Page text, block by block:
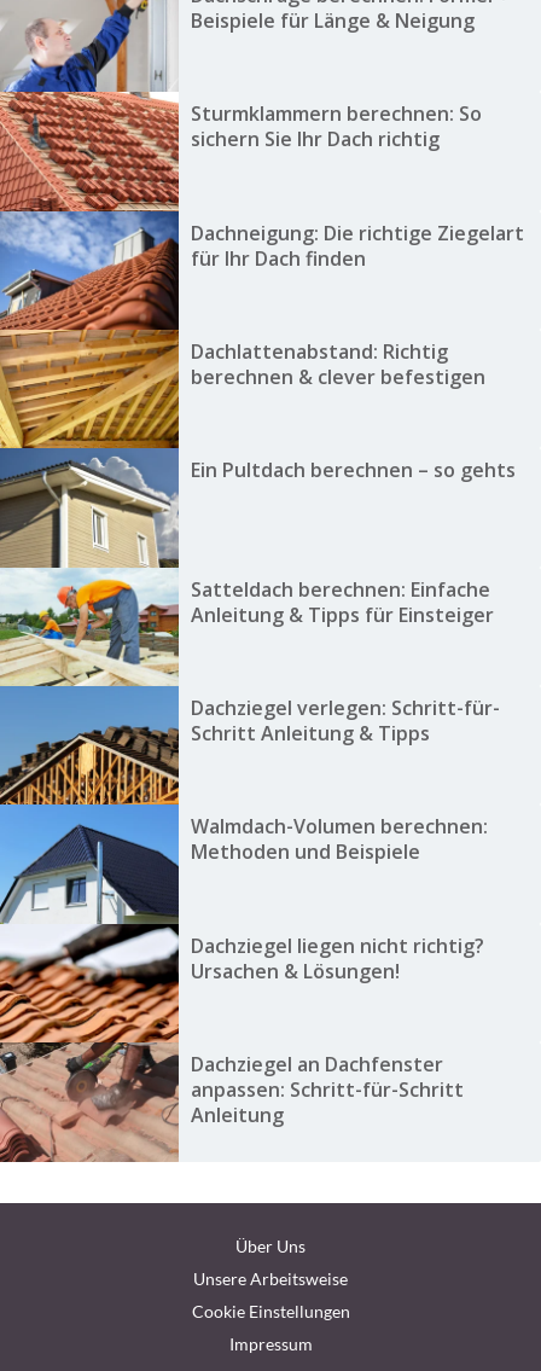
Beispiele für Länge & Neigung
Sturmklammern berechnen: So
sichern Sie Ihr Dach richtig
Dachneigung: Die richtige Ziegelart
für Ihr Dach finden
Dachlattenabstand: Richtig
berechnen & clever befestigen
Ein Pultdach berechnen – so gehts
Satteldach berechnen: Einfache
Anleitung & Tipps für Einsteiger
Dachziegel verlegen: Schritt-für-
Schritt Anleitung & Tipps
Walmdach-Volumen berechnen:
Methoden und Beispiele
Dachziegel liegen nicht richtig?
Ursachen & Lösungen!
Dachziegel an Dachfenster
anpassen: Schritt-für-Schritt
Anleitung
Über Uns
Unsere Arbeitsweise
Cookie Einstellungen
Impressum